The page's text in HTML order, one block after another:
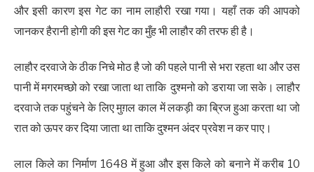
और इसी कारण इस गेट का नाम लाहौरी रखा गया। यहाँ तक की आपको
जानकर हैरानी होगी की इस गेट का मुँह भी लाहौर की तरफ ही है।
लाहौर दरवाजे के ठीक निचे मोठ है जो की पहले पानी से भरा रहता था और उस
पानी में मगरमच्छो को रखा जाता था ताकि दुश्मनो को डराया जा सके। लाहौर
दरवाजे तक पहुंचने के लिए मुग़ल काल में लकड़ी का ब्रिज हुआ करता था जो
रात को ऊपर कर दिया जाता था ताकि दुश्मन अंदर प्रवेश न कर पाए।
लाल किले का निर्माण 1648 में हुआ और इस किले को बनाने में करीब 10